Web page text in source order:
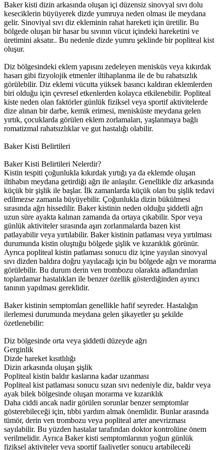
Baker kisti dizin arkasında oluşan içi düzensiz sinovyal sıvı dolu
keseciklerin büyüyerek dizde yumruya neden olması ile meydana
gelir. Sinoviyal sıvı diz ekleminin rahat hareketi için üretilir. Bu
bölgede oluşan bir hasar bu sıvının vücut içindeki hareketini ve
üretimini aksatır.. Bu nedenle dizde yumru şeklinde bir popliteal kist
oluşur.
Diz bölgesindeki eklem yapısını zedeleyen menisküs veya kıkırdak
hasarı gibi fizyolojik etmenler iltihaplanma ile de bu rahatsızlık
görülebilir. Diz eklemi vücutta yüksek basıncı kaldıran eklemlerden
biri olduğu için çevresel etkenlerden kolayca etkilenebilir. Popliteal
kiste neden olan faktörler günlük fiziksel veya sportif aktivitelerde
dize alınan bir darbe, kemik erimesi, menisküste meydana gelen
yırtık, çocuklarda görülen eklem zorlamaları, yaşlanmaya bağlı
romatizmal rahatsızlıklar ve gut hastalığı olabilir.
Baker Kisti Belirtileri
Baker Kisti Belirtileri Nelerdir?
Kistin tespiti çoğunlukla kıkırdak yırtığı ya da eklemde oluşan
iltihabın meydana getirdiği ağrı ile anlaşılır. Genellikle diz arkasında
küçük bir şişlik ile başlar. İlk zamanlarda küçük olan bu şişlik tedavi
edilmezse zamanla büyüyebilir. Çoğunlukla dizin bükülmesi
sırasında ağrı hissedilir. Baker kistinin neden olduğu şiddetli ağrı
uzun süre ayakta kalınan zamanda da ortaya çıkabilir. Spor veya
günlük aktiviteler sırasında aşırı zorlanmalarda bazen kist
patlayabilir veya yırtılabilir. Baker kistinin patlaması veya yırtılması
durumunda kistin oluştuğu bölgede şişlik ve kızarıklık görünür.
Ayrıca popliteal kistin patlaması sonucu diz içine yayılan sinovyal
sıvı dizden baldıra doğru yayılacağı için bu bölgede ağrı ve morarma
görülebilir. Bu durum derin ven trombozu olarakta adlandırılan
toplardamar hastalıkları ile benzer özellik gösterdiğinden ayırıcı
tanının yapılması gereklidir.
Baker kistinin semptomları genellikle hafif seyreder. Hastalığın
ilerlemesi durumunda meydana gelen şikayetler şu şekilde
özetlenebilir:
Diz bölgesinde orta veya şiddetli düzeyde ağrı
Gerginlik
Dizde hareket kısıtlılığı
Dizin arkasında oluşan şişlik
Popliteal kistin baldır kaslarına kadar uzanması
Popliteal kist patlaması sonucu sızan sıvı nedeniyle diz, baldır veya
ayak bilek bölgesinde oluşan morarma ve kızarıklık
Daha ciddi ancak nadir görülen sorunlar benzer semptomlar
gösterebileceği için, tıbbi yardım almak önemlidir. Bunlar arasında
tümör, derin ven trombozu veya popliteal arter anevrizması
sayılabilir. Bu yüzden hastalar tarafından doktor kontrolüne önem
verilmelidir. Ayrıca Baker kisti semptomlarının yoğun günlük
fiziksel aktiviteler veya sportif faaliyetler sonucu artabileceği